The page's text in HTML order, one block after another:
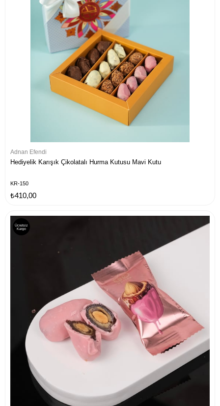
Adnan Efendi
Hediyelik Karışık Çikolatalı Hurma Kutusu Mavi Kutu
KR-150
₺410,00
Ücretsiz
Kargo